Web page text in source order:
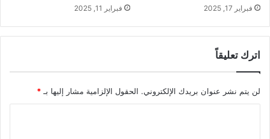
فبراير 17, 2025 فبراير 11, 2025
اترك تعليقاً
لن يتم نشر عنوان بريدك الإلكتروني. الحقول الإلزامية مشار إليها بـ *